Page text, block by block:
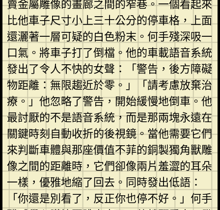
賣金屬雕像的畫廊之間的窄巷。一個看起來
比他車子尺寸小上三十公分的停車格，上面
還灑著一層可疑的白色粉末。何手殘深吸一
口氣。將車子打了倒檔。他的車載語音系統
發出了令人不快的女聲：「警告，後方障礙
物距離：無限趨近於零。」「請考慮放棄治
療。」他忽略了警告，開始緩慢地倒車。他
最討厭的不是語音系統，而是那兩塊永遠在
關鍵時刻自動收折的後視鏡。當他需要它們
來判斷車體與那座價值不菲的銅製獨角獸雕
像之間的距離時，它們卻像兩片羞澀的耳朵
一樣，優雅地縮了回去。同時發出低語：
「你還是別看了，反正你也停不好。」何手